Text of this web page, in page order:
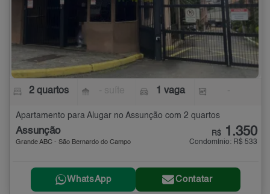
2 quartos 1 vaga
Apartamento para Alugar no Assunção com 2 quartos
Assunção
Grande ABC - São Bernardo do Campo
R$ 1.350
Condomínio: R$ 533
WhatsApp Contatar